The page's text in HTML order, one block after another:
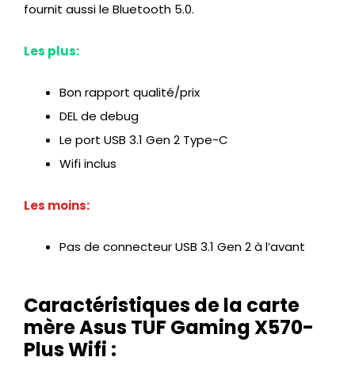
fournit aussi le Bluetooth 5.0.
Les plus:
Bon rapport qualité/prix
DEL de debug
Le port USB 3.1 Gen 2 Type-C
Wifi inclus
Les moins:
Pas de connecteur USB 3.1 Gen 2 à l’avant
Caractéristiques de la carte
mère Asus TUF Gaming X570-
Plus Wifi :